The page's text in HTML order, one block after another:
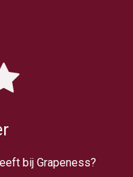
bij Grapeness?